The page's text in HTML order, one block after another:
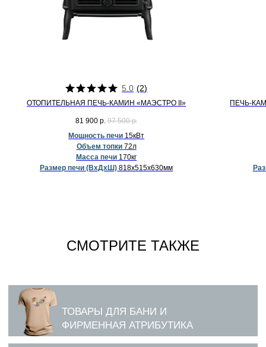
5.0 (2)
ОТОПИТЕЛЬНАЯ ПЕЧЬ-КАМИН «МАЭСТРО II»
81 900 р. 97 500 р.
Мощность печи 15кВт
Объем топки 72л
Масса печи 170кг
Размер печи (ВхДхШ) 818х515х630мм
ПЕЧЬ-
СМОТРИТЕ ТАКЖЕ
ДЫМОХОДЫ CRAFT